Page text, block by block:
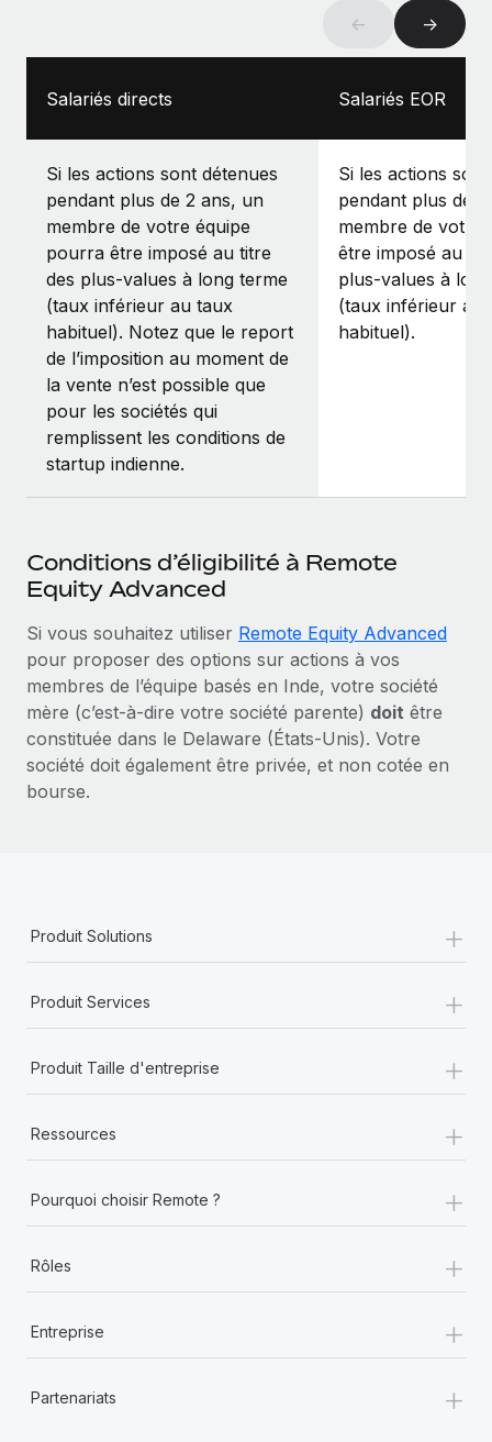
← →
Salariés directs Salariés EOR
Si les actions sont détenues
pendant plus de 2 ans, un
membre de votre équipe
pourra être imposé au titre
des plus‑values à long terme
(taux inférieur au taux
habituel). Notez que le report
de l’imposition au moment de
la vente n’est possible que
pour les sociétés qui
remplissent les conditions de
startup indienne.
Si les actions
pendant plus de
membre de votre
être imposé au
plus‑values à
(taux inférieur au
habituel).
Conditions d’éligibilité à Remote
Equity Advanced
Si vous souhaitez utiliser Remote Equity Advanced
pour proposer des options sur actions à vos
membres de l’équipe basés en Inde, votre société
mère (c’est‑à‑dire votre société parente) doit être
constituée dans le Delaware (États‑Unis). Votre
société doit également être privée, et non cotée en
bourse.
Produit Solutions +
Produit Services +
Produit Taille d'entreprise +
Ressources +
Pourquoi choisir Remote ? +
Rôles +
Entreprise +
Partenariats +